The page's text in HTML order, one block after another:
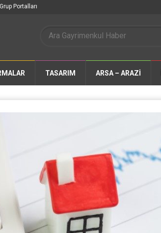
Portalları
TASARIM ARSA – ARAZİ